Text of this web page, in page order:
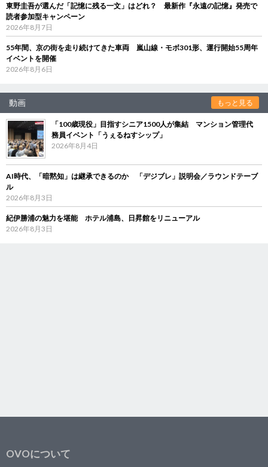
東野圭吾が選んだ「記憶に残る一文」はどれ？ 最新作『永遠の記憶』発売で
読者参加型キャンペーン
2026年8月7日
55年間、京の街を走り続けてきた車両 嵐山線・モボ301形、運行開始55周年
イベントを開催
2026年8月6日
動画 もっと見る
「100歳現役」目指すシニア1500人が集結 マンション管理代
務員イベント「うぇるねすシップ」
2026年8月4日
AI時代、「暗黙知」は継承できるのか 「デジブレ」説明会／ラウンドテーブ
ル
2026年8月3日
紀伊勝浦の魅力を堪能 ホテル浦島、日昇館をリニューアル
2026年8月3日
OVOについて